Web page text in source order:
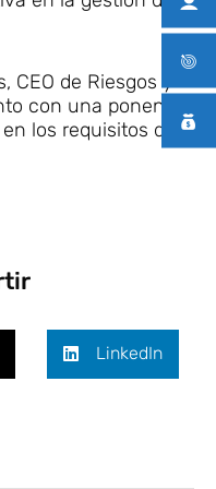
CEO de Riesgos y
con una ponencia
los requisitos de
LinkedIn